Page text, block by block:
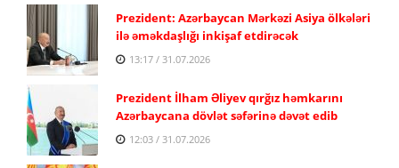
Prezident: Azərbaycan Mərkəzi Asiya ölkələri
ilə əməkdaşlığı inkişaf etdirəcək
13:17 / 31.07.2026
Prezident İlham Əliyev qırğız həmkarını
Azərbaycana dövlət səfərinə dəvət edib
12:03 / 31.07.2026